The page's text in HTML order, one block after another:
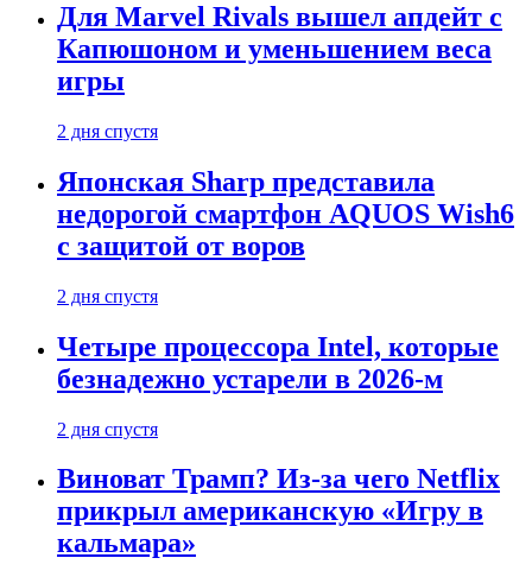
Для Marvel Rivals вышел апдейт с
Капюшоном и уменьшением веса
игры
2 дня спустя
Японская Sharp представила
недорогой смартфон AQUOS Wish6
с защитой от воров
2 дня спустя
Четыре процессора Intel, которые
безнадежно устарели в 2026-м
2 дня спустя
Виноват Трамп? Из-за чего Netflix
прикрыл американскую «Игру в
кальмара»